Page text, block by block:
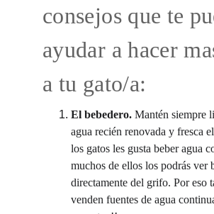
consejos que te
ayudar a hacer
a tu gato/a:
El bebedero. Mantén siempre
agua recién renovada y fresca
los gatos les gusta beber agua
muchos de ellos los podrás ver
directamente del grifo. Por eso
venden fuentes de agua